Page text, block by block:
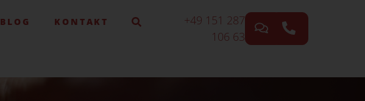
BLOG KONTAKT
+49 151 287
106 63